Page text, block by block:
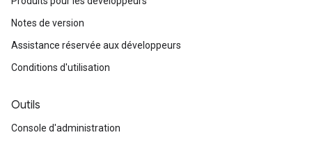
Notes de version
Assistance réservée aux développeurs
Conditions d'utilisation
Outils
Console d'administration